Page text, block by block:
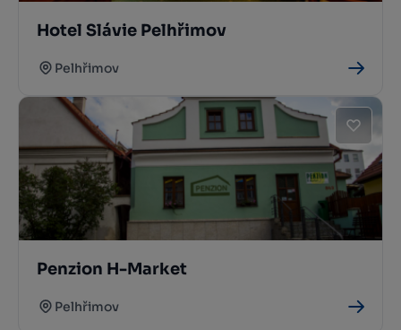
Hotel Slávie Pelhřimov
Pelhřimov
Penzion H-Market
Pelhřimov